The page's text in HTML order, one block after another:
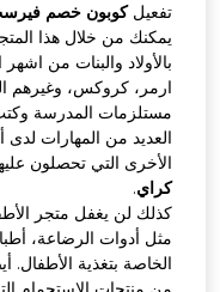
كوبون خصم فيرست كرايFirstCry.
من خلال هذا المتجر شراء
والبنات من اشهر
كروكس، وغيرهم الكثير من
المدرسة وكتب
من المهارات لدى أطفالك.
التي تحصلون عليها
لن يغفل متجر الأطفال
أدوات الرضاعة، أطباق
بتغذية الأطفال. أيضًا